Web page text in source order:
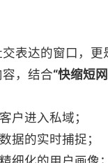
表达的窗口，
，结合“快缩短
户进入私域；
据的实时捕捉；